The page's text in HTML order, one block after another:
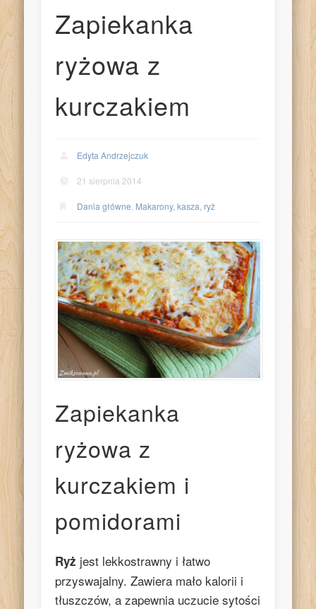
Zapiekanka
ryżowa z
kurczakiem
Edyta Andrzejczuk
21 sierpnia 2014
Dania główne Makarony, kasza, ryż
Zapiekanka
ryżowa z
kurczakiem i
pomidorami
Ryż jest lekkostrawny i łatwo
przyswajalny. Zawiera mało kalorii i
tłuszczów, a zapewnia uczucie sytości